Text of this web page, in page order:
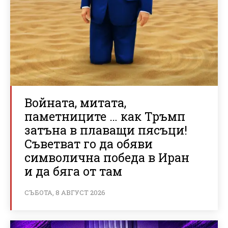
Войната, митата,
паметниците … как Тръмп
затъна в плаващи пясъци!
Съветват го да обяви
символична победа в Иран
и да бяга от там
СЪБОТА, 8 АВГУСТ 2026